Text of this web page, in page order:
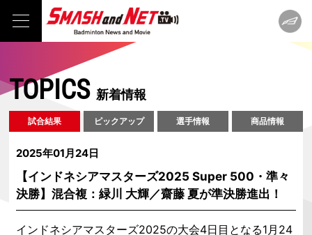
TOPICS新着情報
試合結果 ピックアップ 選手情報 商品情報
2025年01月24日
【インドネシアマスターズ2025 Super 500・準々
決勝】混合複：緑川 大輝／齋藤 夏が準決勝進出！
インドネシアマスターズ2025の大会4日目となる1月24